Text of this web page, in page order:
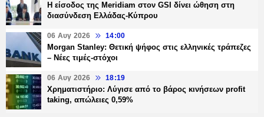
Η είσοδος της Meridiam στον GSI δίνει ώθηση στη
διασύνδεση Ελλάδας-Κύπρου
06 Αυγ 2026 14:00
Morgan Stanley: Θετική ψήφος στις ελληνικές τράπεζες
– Νέες τιμές-στόχοι
06 Αυγ 2026 18:19
Χρηματιστήριο: Λύγισε από το βάρος κινήσεων profit
taking, απώλειες 0,59%